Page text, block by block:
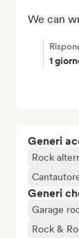
Generi
Rock
Generi
Garage
Rock &
We can
1